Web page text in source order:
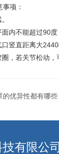
项：
内不能超过90度
竖直距离大
，若关节松动，
优异性都有哪些
有限公司